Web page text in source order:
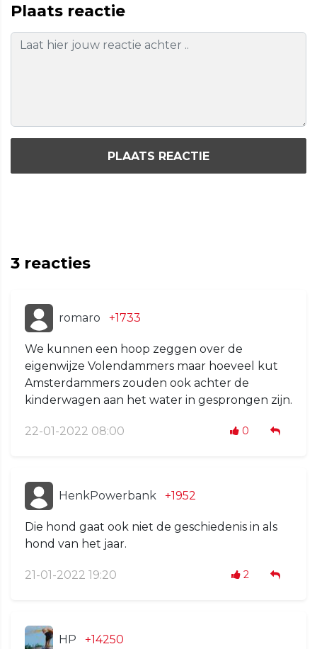
Plaats reactie
PLAATS REACTIE
3 reacties
romaro +1733
We kunnen een hoop zeggen over de
eigenwijze Volendammers maar hoeveel kut
Amsterdammers zouden ook achter de
kinderwagen aan het water in gesprongen zijn.
22-01-2022 08:00 0
HenkPowerbank +1952
Die hond gaat ook niet de geschiedenis in als
hond van het jaar.
21-01-2022 19:20 2
HP +14250